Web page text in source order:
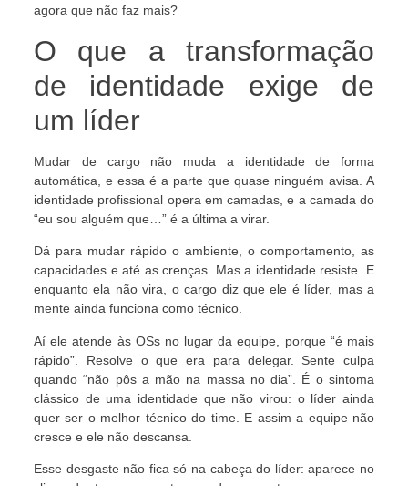
agora que não faz mais?
O que a transformação
de identidade exige de
um líder
Mudar de cargo não muda a identidade de forma
automática, e essa é a parte que quase ninguém avisa. A
identidade profissional opera em camadas, e a camada do
“eu sou alguém que…” é a última a virar.
Dá para mudar rápido o ambiente, o comportamento, as
capacidades e até as crenças. Mas a identidade resiste. E
enquanto ela não vira, o cargo diz que ele é líder, mas a
mente ainda funciona como técnico.
Aí ele atende às OSs no lugar da equipe, porque “é mais
rápido”. Resolve o que era para delegar. Sente culpa
quando “não pôs a mão na massa no dia”. É o sintoma
clássico de uma identidade que não virou: o líder ainda
quer ser o melhor técnico do time. E assim a equipe não
cresce e ele não descansa.
Esse desgaste não fica só na cabeça do líder: aparece no